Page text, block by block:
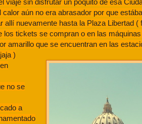
viaje sin disfrutar un poquito de esa
calor aún no era abrasador por que
allí nuevamente hasta la Plaza Libertad
tickets se compran o en las
amarillo que se encuentran en las
)
no se
a